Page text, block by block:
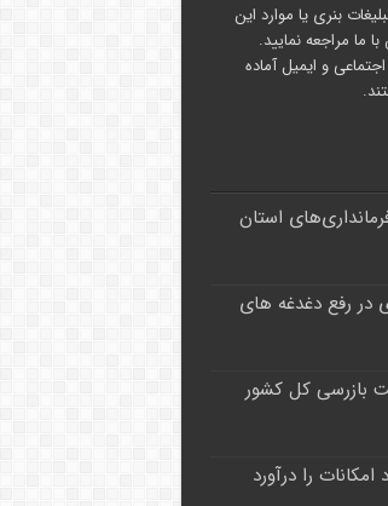
بنری یا موارد این
ما مراجعه نمایید.
و ایمیل آماده
استان
در رفع دغدغه های
بازرسی کل کشور
را درآورد